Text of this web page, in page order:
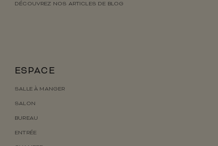
DÉCOUVREZ NOS ARTICLES DE BLOG
ESPACE
SALLE À MANGER
SALON
BUREAU
ENTRÉE